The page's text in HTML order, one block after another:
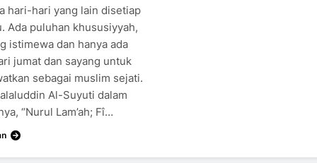
hari-hari yang lain disetiap
Ada puluhan khususiyyah,
istimewa dan hanya ada
jumat dan sayang untuk
sebagai muslim sejati.
Al-Suyuti dalam
“Nurul Lam’ah; Fî…